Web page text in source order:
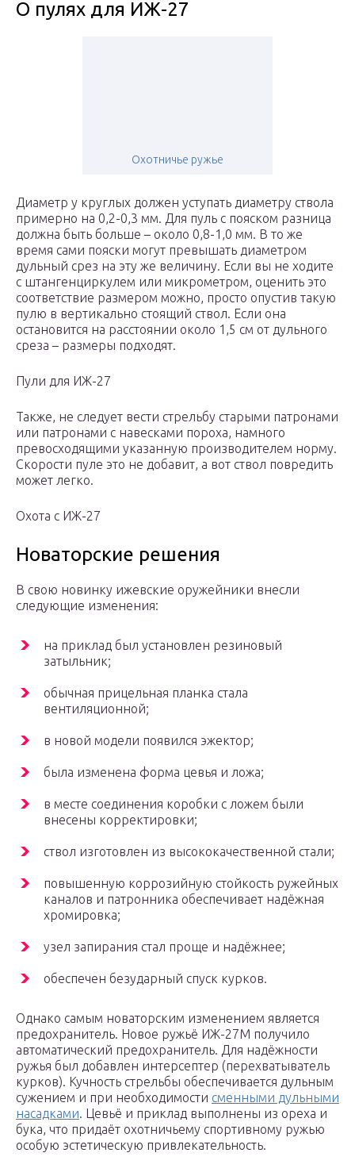
О пулях для ИЖ-27
Охотничье ружье
Диаметр у круглых должен уступать диаметру ствола
примерно на 0,2-0,3 мм. Для пуль с пояском разница
должна быть больше – около 0,8-1,0 мм. В то же
время сами пояски могут превышать диаметром
дульный срез на эту же величину. Если вы не ходите
с штангенциркулем или микрометром, оценить это
соответствие размером можно, просто опустив такую
пулю в вертикально стоящий ствол. Если она
остановится на расстоянии около 1,5 см от дульного
среза – размеры подходят.
Пули для ИЖ-27
Также, не следует вести стрельбу старыми патронами
или патронами с навесками пороха, намного
превосходящими указанную производителем норму.
Скорости пуле это не добавит, а вот ствол повредить
может легко.
Охота с ИЖ-27
Новаторские решения
В свою новинку ижевские оружейники внесли
следующие изменения:
на приклад был установлен резиновый
затыльник;
обычная прицельная планка стала
вентиляционной;
в новой модели появился эжектор;
была изменена форма цевья и ложа;
в месте соединения коробки с ложем были
внесены корректировки;
ствол изготовлен из высококачественной стали;
повышенную коррозийную стойкость ружейных
каналов и патронника обеспечивает надёжная
хромировка;
узел запирания стал проще и надёжнее;
обеспечен безударный спуск курков.
Однако самым новаторским изменением является
предохранитель. Новое ружьё ИЖ-27М получило
автоматический предохранитель. Для надёжности
ружья был добавлен интерсептер (перехватыватель
курков). Кучность стрельбы обеспечивается дульным
сужением и при необходимости сменными дульными
насадками. Цевьё и приклад выполнены из ореха и
бука, что придаёт охотничьему спортивному ружью
особую эстетическую привлекательность.